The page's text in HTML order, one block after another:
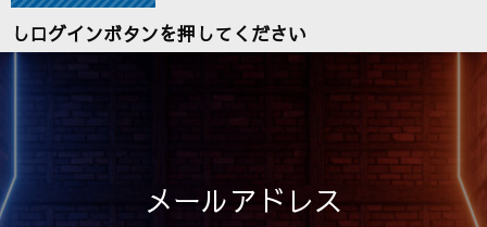
しログインボタンを押してください
メールアドレス